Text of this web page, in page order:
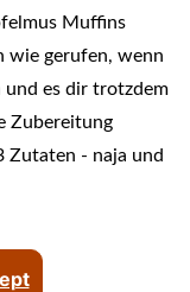
Muffins
wie gerufen, wenn
und es dir trotzdem
Zubereitung
Zutaten - naja und